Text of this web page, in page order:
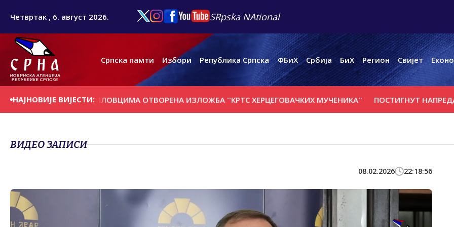
Четвртак , 6. август 2026. SRpska NAtional
Српска памти Избори Република Српска ФБиХ Србија БиХ Регион Свијет
НАЈНОВИЈЕ ВИЈЕСТИ:
ДАН У ПРЕБИЛОВЦИМА ОTВОРЕНА ИЗЛОЖБА ''КРTС ХЕРЦЕГОВАЧКИХ МУЧЕНИКА'' ПОСТИГНУТ НАПРЕДАК У
ВИДЕО ЗАПИСИ
08.02.2026 22:18:56